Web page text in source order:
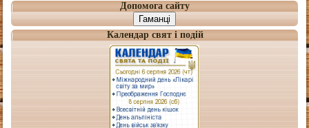
Допомога сайту
Гаманці
Календар свят і подій